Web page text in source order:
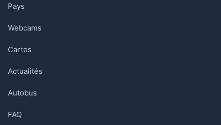
Pays
Webcams
Cartes
Actualités
Autobus
FAQ